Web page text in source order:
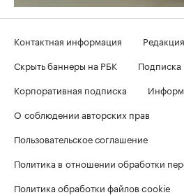
Контактная информация
Редакция
Скрыть баннеры на РБК
Подписка
Корпоративная подписка
О соблюдении авторских прав
Пользовательское соглашение
Политика в отношении обработки
Политика обработки файлов cookie